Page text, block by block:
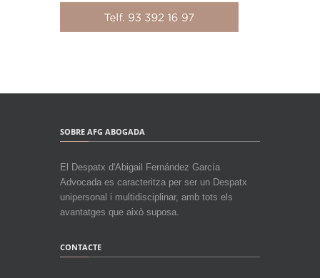
SOBRE AFG ABOGADA
El Despatx d'Abigail Fernández García
Advocada es caracteritza per ser un Despatx
unipersonal i multidisciplinar, amb tots els
avantatges que això suposa.
CONTACTE